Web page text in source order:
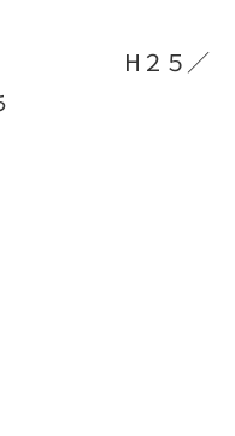
／